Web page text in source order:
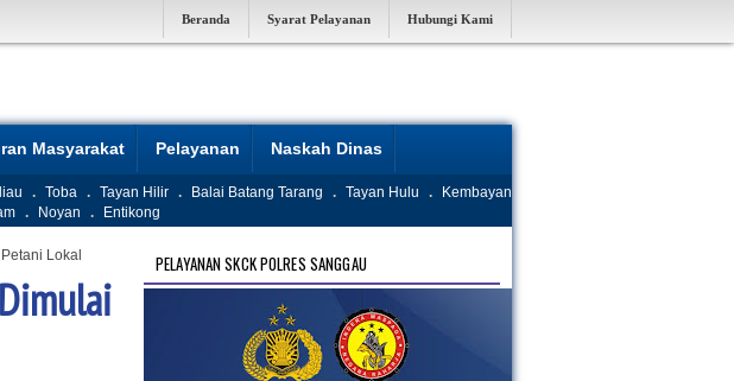
Beranda Syarat Pelayanan Hubungi Kami
Masyarakat Pelayanan Naskah Dinas
. Toba . Tayan Hilir . Balai Batang Tarang . Tayan Hulu .
Kembayan
. Noyan . Entikong
Lokal PELAYANAN SKCK POLRES SANGGAU